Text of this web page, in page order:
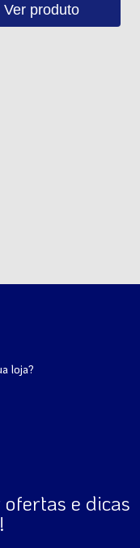
Ver produto
loja?
e dicas